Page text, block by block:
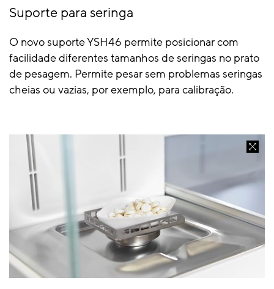
Suporte para seringa
O novo suporte YSH46 permite posicionar com
facilidade diferentes tamanhos de seringas no prato
de pesagem. Permite pesar sem problemas seringas
cheias ou vazias, por exemplo, para calibração.